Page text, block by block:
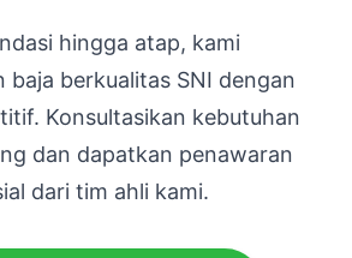
hingga atap, kami
baja berkualitas SNI dengan
Konsultasikan kebutuhan
dan dapatkan penawaran
dari tim ahli kami.